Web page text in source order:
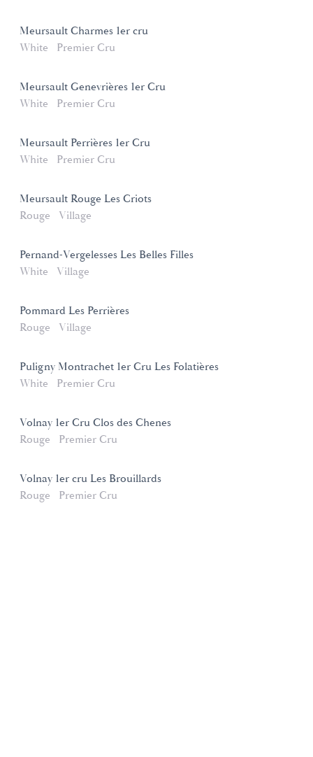
Meursault Charmes 1er cru
White
Premier Cru
Meursault Genevrières 1er Cru
White
Premier Cru
Meursault Perrières 1er Cru
White
Premier Cru
Meursault Rouge Les Criots
Rouge
Village
Pernand-Vergelesses Les Belles Filles
White
Village
Pommard Les Perrières
Rouge
Village
Puligny Montrachet 1er Cru Les Folatières
White
Premier Cru
Volnay 1er Cru Clos des Chenes
Rouge
Premier Cru
Volnay 1er cru Les Brouillards
Rouge
Premier Cru